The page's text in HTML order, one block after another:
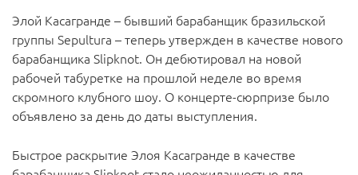
Элой Касагранде – бывший барабанщик бразильской
группы Sepultura – теперь утвержден в качестве нового
барабанщика Slipknot. Он дебютировал на новой
рабочей табуретке на прошлой неделе во время
скромного клубного шоу. О концерте-сюрпризе было
объявлено за день до даты выступления.
Быстрое раскрытие Элоя Касагранде в качестве